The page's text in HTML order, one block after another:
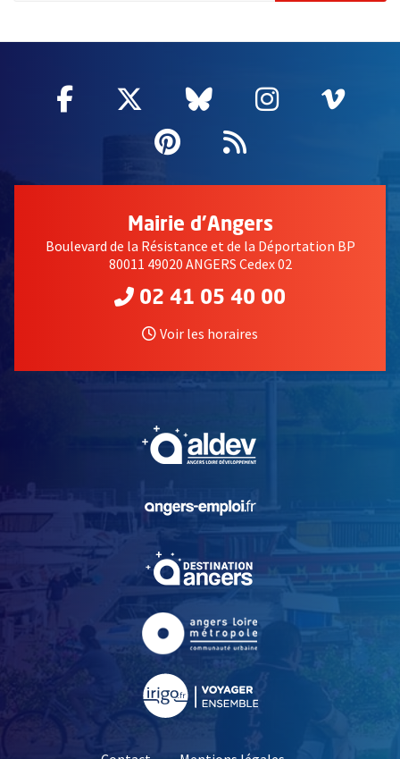
Facebook
, Ouvre une nouvelle fenêtre
Twitter
, Ouvre une nouvelle
Bluesky
, Ouvre une
Instagram
, Ouvre
,
Pinterest
, Ouvre une
Flux RSS
Mairie d'Angers
Boulevard de la Résistance et de la Déportation BP
80011 49020 ANGERS Cedex 02
02 41 05 40 00
Voir les horaires
, Ouvre une nouvelle
, Ouvre une nouvelle